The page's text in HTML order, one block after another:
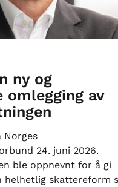
ny og
omlegging av
Norges
24. juni 2026.
ble oppnevnt for å gi
helhetlig skattereform